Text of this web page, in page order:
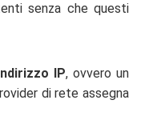
senza che questi
IP, ovvero un
di rete assegna